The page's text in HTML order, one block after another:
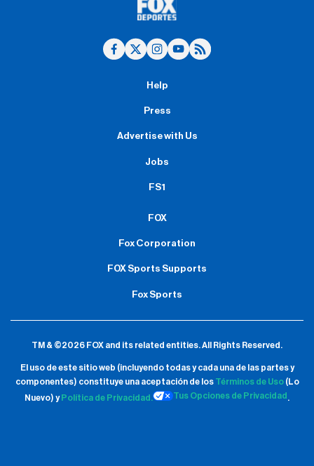
Help
Press
Advertise with Us
Jobs
FS1
FOX
Fox Corporation
FOX Sports Supports
Fox Sports
TM & ©2026 FOX and its related entities.All Rights Reserved.
El uso de este sitio web (incluyendo todas y cada una de las partes y
componentes) constituye una aceptación de los Términos de Uso(Lo
Nuevo) y Política de Privacidad. Tus Opciones de Privacidad .